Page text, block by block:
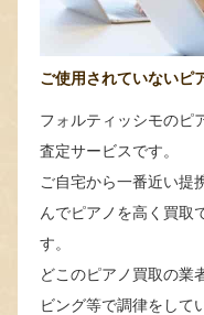
ご使用されていないピ
フォルティッシモのピ
査定サービスです。
ご自宅から一番近い提
んでピアノを高く買取
す。
どこのピアノ買取の業
ビング等で調律をして